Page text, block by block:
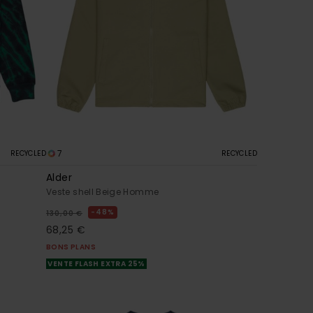
RECYCLED 7 RECYCLED
Alder
Veste shell Beige Homme
130,00 € 48%
68,25 €
BONS PLANS
VENTE FLASH EXTRA 25%